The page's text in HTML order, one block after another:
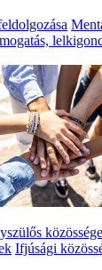
Ifjúsági